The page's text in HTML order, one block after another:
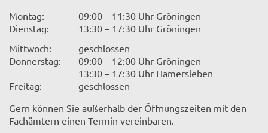
Montag:
09:00 – 11:30 Uhr Gröningen
Dienstag:
13:30 – 17:30 Uhr Gröningen
Mittwoch:
geschlossen
Donnerstag:
09:00 – 12:00 Uhr Gröningen
13:30 – 17:30 Uhr Hamersleben
Freitag:
geschlossen
Gern können Sie außerhalb der Öffnungszeiten mit den
Fachämtern einen Termin vereinbaren.